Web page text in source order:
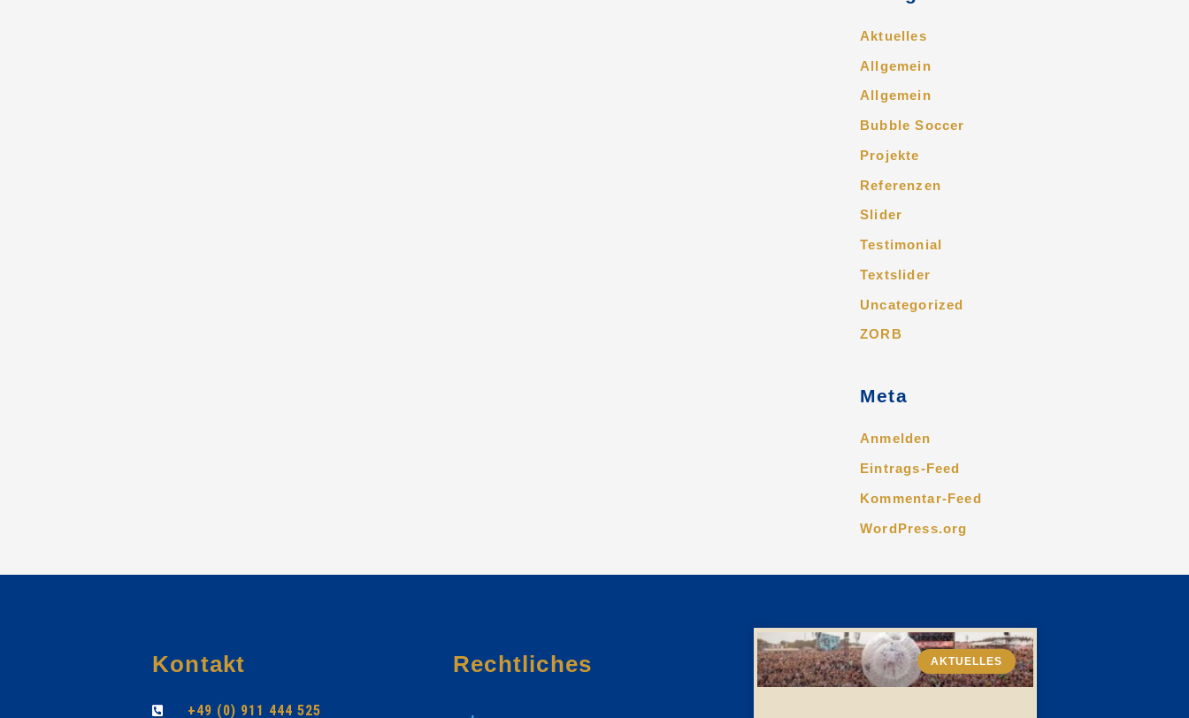
Aktuelles
Allgemein
Allgemein
Bubble Soccer
Projekte
Referenzen
Slider
Testimonial
Textslider
Uncategorized
ZORB
Meta
Anmelden
Eintrags-Feed
Kommentar-Feed
WordPress.org
Kontakt
+49 (0) 911 444 525
Rechtliches AKTUELLES